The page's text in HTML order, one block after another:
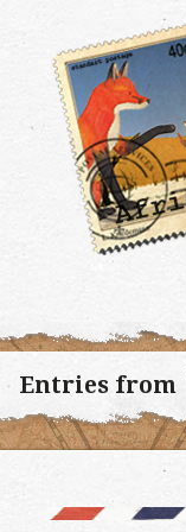
Entries from